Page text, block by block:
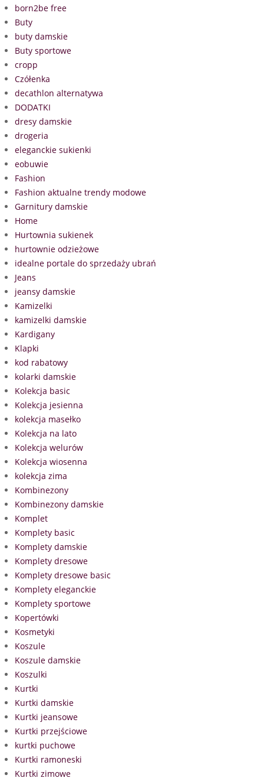
born2be free
Buty
buty damskie
Buty sportowe
cropp
Czółenka
decathlon alternatywa
DODATKI
dresy damskie
drogeria
eleganckie sukienki
eobuwie
Fashion
Fashion aktualne trendy modowe
Garnitury damskie
Home
Hurtownia sukienek
hurtownie odzieżowe
idealne portale do sprzedaży ubrań
Jeans
jeansy damskie
Kamizelki
kamizelki damskie
Kardigany
Klapki
kod rabatowy
kolarki damskie
Kolekcja basic
Kolekcja jesienna
kolekcja masełko
Kolekcja na lato
Kolekcja welurów
Kolekcja wiosenna
kolekcja zima
Kombinezony
Kombinezony damskie
Komplet
Komplety basic
Komplety damskie
Komplety dresowe
Komplety dresowe basic
Komplety eleganckie
Komplety sportowe
Kopertówki
Kosmetyki
Koszule
Koszule damskie
Koszulki
Kurtki
Kurtki damskie
Kurtki jeansowe
Kurtki przejściowe
kurtki puchowe
Kurtki ramoneski
Kurtki zimowe